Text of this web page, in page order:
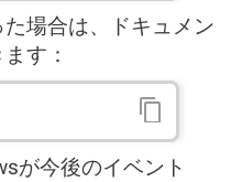
場合は、ドキュメン
す：
が今後のイベント